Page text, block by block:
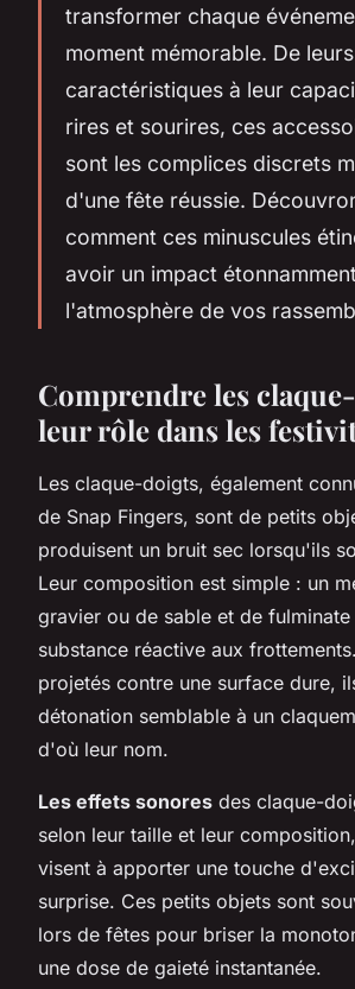
transformer chaque
moment mémorable. De
caractéristiques à leur
rires et sourires, ces
sont les complices discrets
d'une fête réussie.
comment ces minuscules
avoir un impact
l'atmosphère de vos
Comprendre les
leur rôle dans les
Les claque-doigts, également
de Snap Fingers, sont de petits
produisent un bruit sec lorsqu'ils
Leur composition est simple : un
gravier ou de sable et de
substance réactive aux
projetés contre une surface dure,
détonation semblable à un
d'où leur nom.
Les effets sonores des claque-
selon leur taille et leur
visent à apporter une touche
surprise. Ces petits objets sont
lors de fêtes pour briser la
une dose de gaieté instantanée.